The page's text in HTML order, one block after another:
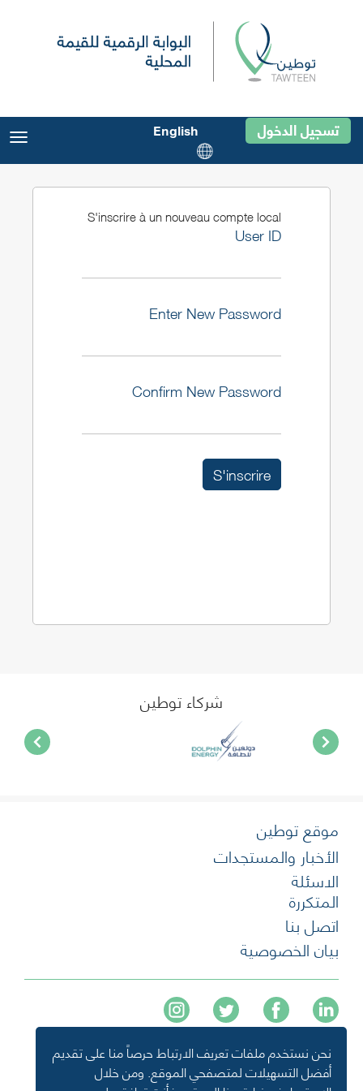
نحن نستخدم ملفات تعريف الارتباط حرصاً منا على تقديم
أفضل التسهيلات لمتصفحي الموقع. ومن خلال
تسجيل الدخول English
S'inscrire à un nouveau compte local
User ID
Enter New Password
Confirm New Password
شركاء توطين
موقع توطين
الأخبار والمستجدات
الاسئلة
المتكررة
اتصل بنا
بيان الخصوصية
+974 40136477